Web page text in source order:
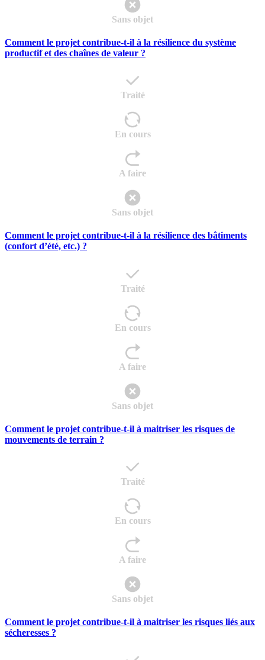
Sans objet
Comment le projet contribue-t-il à la résilience du système
productif et des chaînes de valeur ?
Traité
En cours
A faire
Sans objet
Comment le projet contribue-t-il à la résilience des bâtiments
(confort d’été, etc.) ?
Traité
En cours
A faire
Sans objet
Comment le projet contribue-t-il à maitriser les risques de
mouvements de terrain ?
Traité
En cours
A faire
Sans objet
Comment le projet contribue-t-il à maitriser les risques liés aux
sécheresses ?